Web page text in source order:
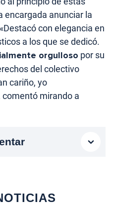
encargada anunciar la
con elegancia en
a los que se dedicó.
orgulloso por su
del colectivo
cariño, yo
comentó mirando a